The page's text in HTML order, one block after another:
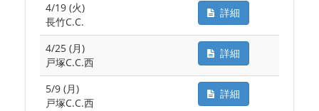
4/19 (火)
長竹C.C.
詳細
4/25 (月)
戸塚C.C.西
詳細
5/9 (月)
戸塚C.C.西
詳細